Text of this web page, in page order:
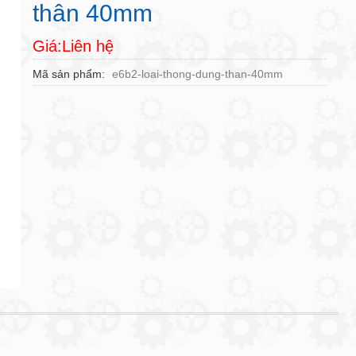
thân 40mm
Giá:Liên hệ
Mã sản phẩm e6b2-loai-thong-dung-than-40mm